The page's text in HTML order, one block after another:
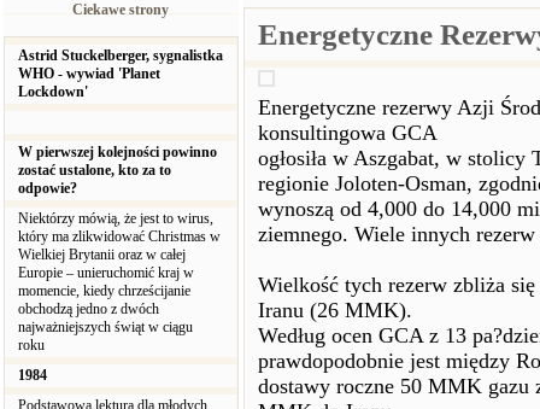
Ciekawe strony
Astrid Stuckelberger, sygnalistka
WHO - wywiad 'Planet
Lockdown'
W pierwszej kolejności powinno
zostać ustalone, kto za to
odpowie?
Niektórzy mówią, że jest to wirus,
który ma zlikwidować Christmas w
Wielkiej Brytanii oraz w całej
Europie – unieruchomić kraj w
momencie, kiedy chrześcijanie
obchodzą jedno z dwóch
najważniejszych świąt w ciągu
roku
1984
Podstawowa lektura dla młodych
Energetyczne
Energetyczne rezerwy Azji
konsultingowa GCA
ogłosiła w Aszgabat, w stolicy
regionie Joloten-Osman,
wynoszą od 4,000 do 14,000
ziemnego. Wiele innych
Wielkość tych rezerw zbliża
Iranu (26 MMK).
Według ocen GCA z 13
prawdopodobnie jest między
dostawy roczne 50 MMK